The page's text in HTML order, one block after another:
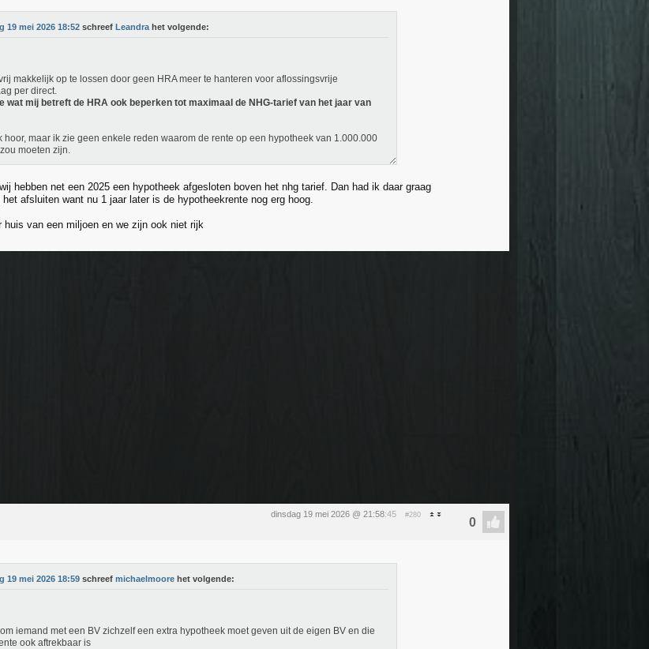
19 mei 2026 18:52 schreef Leandra het volgende:
makkelijk op te lossen door geen HRA meer te hanteren voor aflossingsvrije
per direct.
wat mij betreft de HRA ook beperken tot maximaal de NHG-tarief van het jaar van
hoor, maar ik zie geen enkele reden waarom de rente op een hypotheek van 1.000.000
moeten zijn.
hebben net een 2025 een hypotheek afgesloten boven het nhg tarief. Dan had ik daar graag
afsluiten want nu 1 jaar later is de hypotheekrente nog erg hoog.
huis van een miljoen en we zijn ook niet rijk
dinsdag 19 mei 2026 @ 21:58:45 #280
19 mei 2026 18:59 schreef michaelmoore het volgende:
iemand met een BV zichzelf een extra hypotheek moet geven uit de eigen BV en die
ook aftrekbaar is